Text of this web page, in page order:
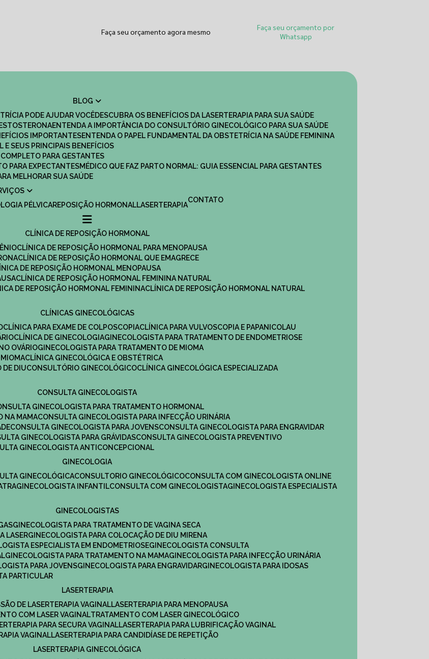
Faça seu orçamento agora mesmo
Faça seu orçamento por
Whatsapp
BLOG
PODE AJUDAR VOCÊ
DESCUBRA OS BENEFÍCIOS DA LASERTERAPIA PARA SUA SAÚDE
ENTENDA A IMPORTÂNCIA DO CONSULTÓRIO GINECOLÓGICO PARA SUA SAÚDE
IMPORTANTES
ENTENDA O PAPEL FUNDAMENTAL DA OBSTETRÍCIA NA SAÚDE FEMININA
E SEUS PRINCIPAIS BENEFÍCIOS
COMPLETO PARA GESTANTES
PARA EXPECTANTES
MÉDICO QUE FAZ PARTO NORMAL: GUIA ESSENCIAL PARA GESTANTES
MELHORAR SUA SAÚDE
PÉLVICA REPOSIÇÃO HORMONAL LASERTERAPIA
CONTATO
CLÍNICA DE REPOSIÇÃO HORMONAL
CLÍNICA DE REPOSIÇÃO HORMONAL PARA MENOPAUSA
CLÍNICA DE REPOSIÇÃO HORMONAL QUE EMAGRECE
DE REPOSIÇÃO HORMONAL MENOPAUSA
CLÍNICA DE REPOSIÇÃO HORMONAL FEMININA NATURAL
DE REPOSIÇÃO HORMONAL FEMININA
CLÍNICA DE REPOSIÇÃO HORMONAL NATURAL
CLÍNICAS GINECOLÓGICAS
CLÍNICA PARA EXAME DE COLPOSCOPIA
CLÍNICA PARA VULVOSCOPIA E PAPANICOLAU
CLÍNICA DE GINECOLOGIA
GINECOLOGISTA PARA TRATAMENTO DE ENDOMETRIOSE
OVÁRIO
GINECOLOGISTA PARA TRATAMENTO DE MIOMA
MIOMA
CLÍNICA GINECOLÓGICA E OBSTÉTRICA
DE DIU
CONSULTÓRIO GINECOLÓGICO
CLÍNICA GINECOLÓGICA ESPECIALIZADA
CONSULTA GINECOLOGISTA
GINECOLOGISTA PARA TRATAMENTO HORMONAL
NA MAMA
CONSULTA GINECOLOGISTA PARA INFECÇÃO URINÁRIA
CONSULTA GINECOLOGISTA PARA JOVENS
CONSULTA GINECOLOGISTA PARA ENGRAVIDAR
GINECOLOGISTA PARA GRÁVIDAS
CONSULTA GINECOLOGISTA PREVENTIVO
GINECOLOGISTA ANTICONCEPCIONAL
GINECOLOGIA
GINECOLÓGICA​ CONSULTORIO GINECOLÓGICO​
CONSULTA COM GINECOLOGISTA ONLINE​
GINECOLOGISTA INFANTIL​ CONSULTA COM GINECOLOGISTA​
GINECOLOGISTA ESPECIALISTA
GINECOLOGISTAS
GINECOLOGISTA PARA TRATAMENTO DE VAGINA SECA
LASER
GINECOLOGISTA PARA COLOCAÇÃO DE DIU MIRENA
ESPECIALISTA EM ENDOMETRIOSE
GINECOLOGISTA CONSULTA
GINECOLOGISTA PARA TRATAMENTO NA MAMA
GINECOLOGISTA PARA INFECÇÃO URINÁRIA
PARA JOVENS GINECOLOGISTA PARA ENGRAVIDAR
GINECOLOGISTA PARA IDOSAS
PARTICULAR
LASERTERAPIA
DE LASERTERAPIA​ VAGINAL LASERTERAPIA PARA MENOPAUSA
COM LASER VAGINAL
TRATAMENTO COM LASER GINECOLÓGICO
PARA SECURA VAGINAL​ LASERTERAPIA PARA LUBRIFICAÇÃO VAGINAL​
VAGINAL​ LASERTERAPIA PARA CANDIDÍASE DE REPETIÇÃO
LASERTERAPIA GINECOLÓGICA